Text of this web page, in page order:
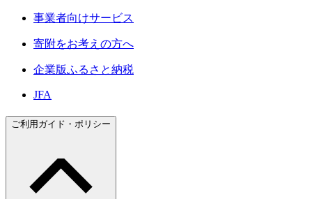
事業者向けサービス
寄附をお考えの方へ
企業版ふるさと納税
JFA
ご利用ガイド・ポリシー